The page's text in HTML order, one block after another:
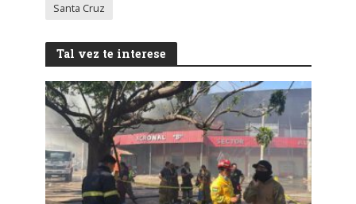
Santa Cruz
Tal vez te interese